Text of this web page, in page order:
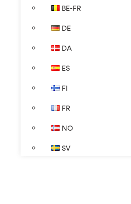
BE-FR
DE
DA
ES
FI
FR
NO
SV